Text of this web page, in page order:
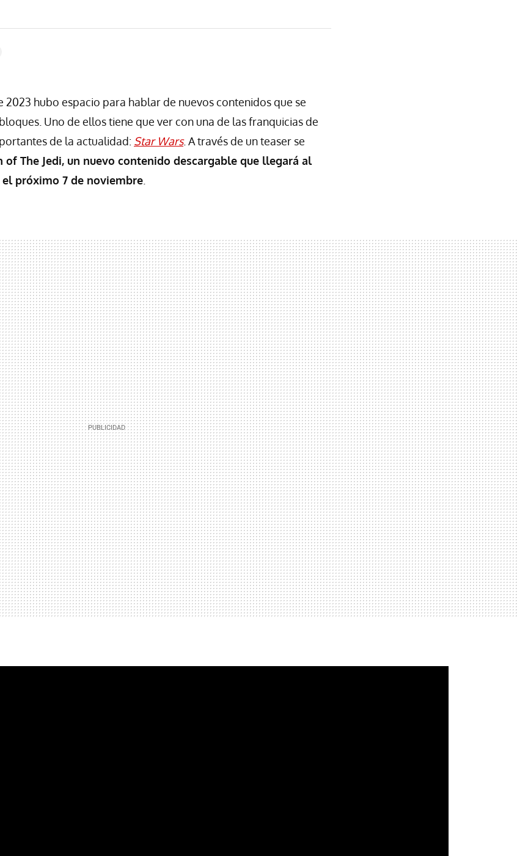
2023 hubo espacio para hablar de nuevos contenidos que se
Uno de ellos tiene que ver con una de las franquicias de
de la actualidad: Star Wars. A través de un teaser se
of The Jedi, un nuevo contenido descargable que llegará al
próximo 7 de noviembre